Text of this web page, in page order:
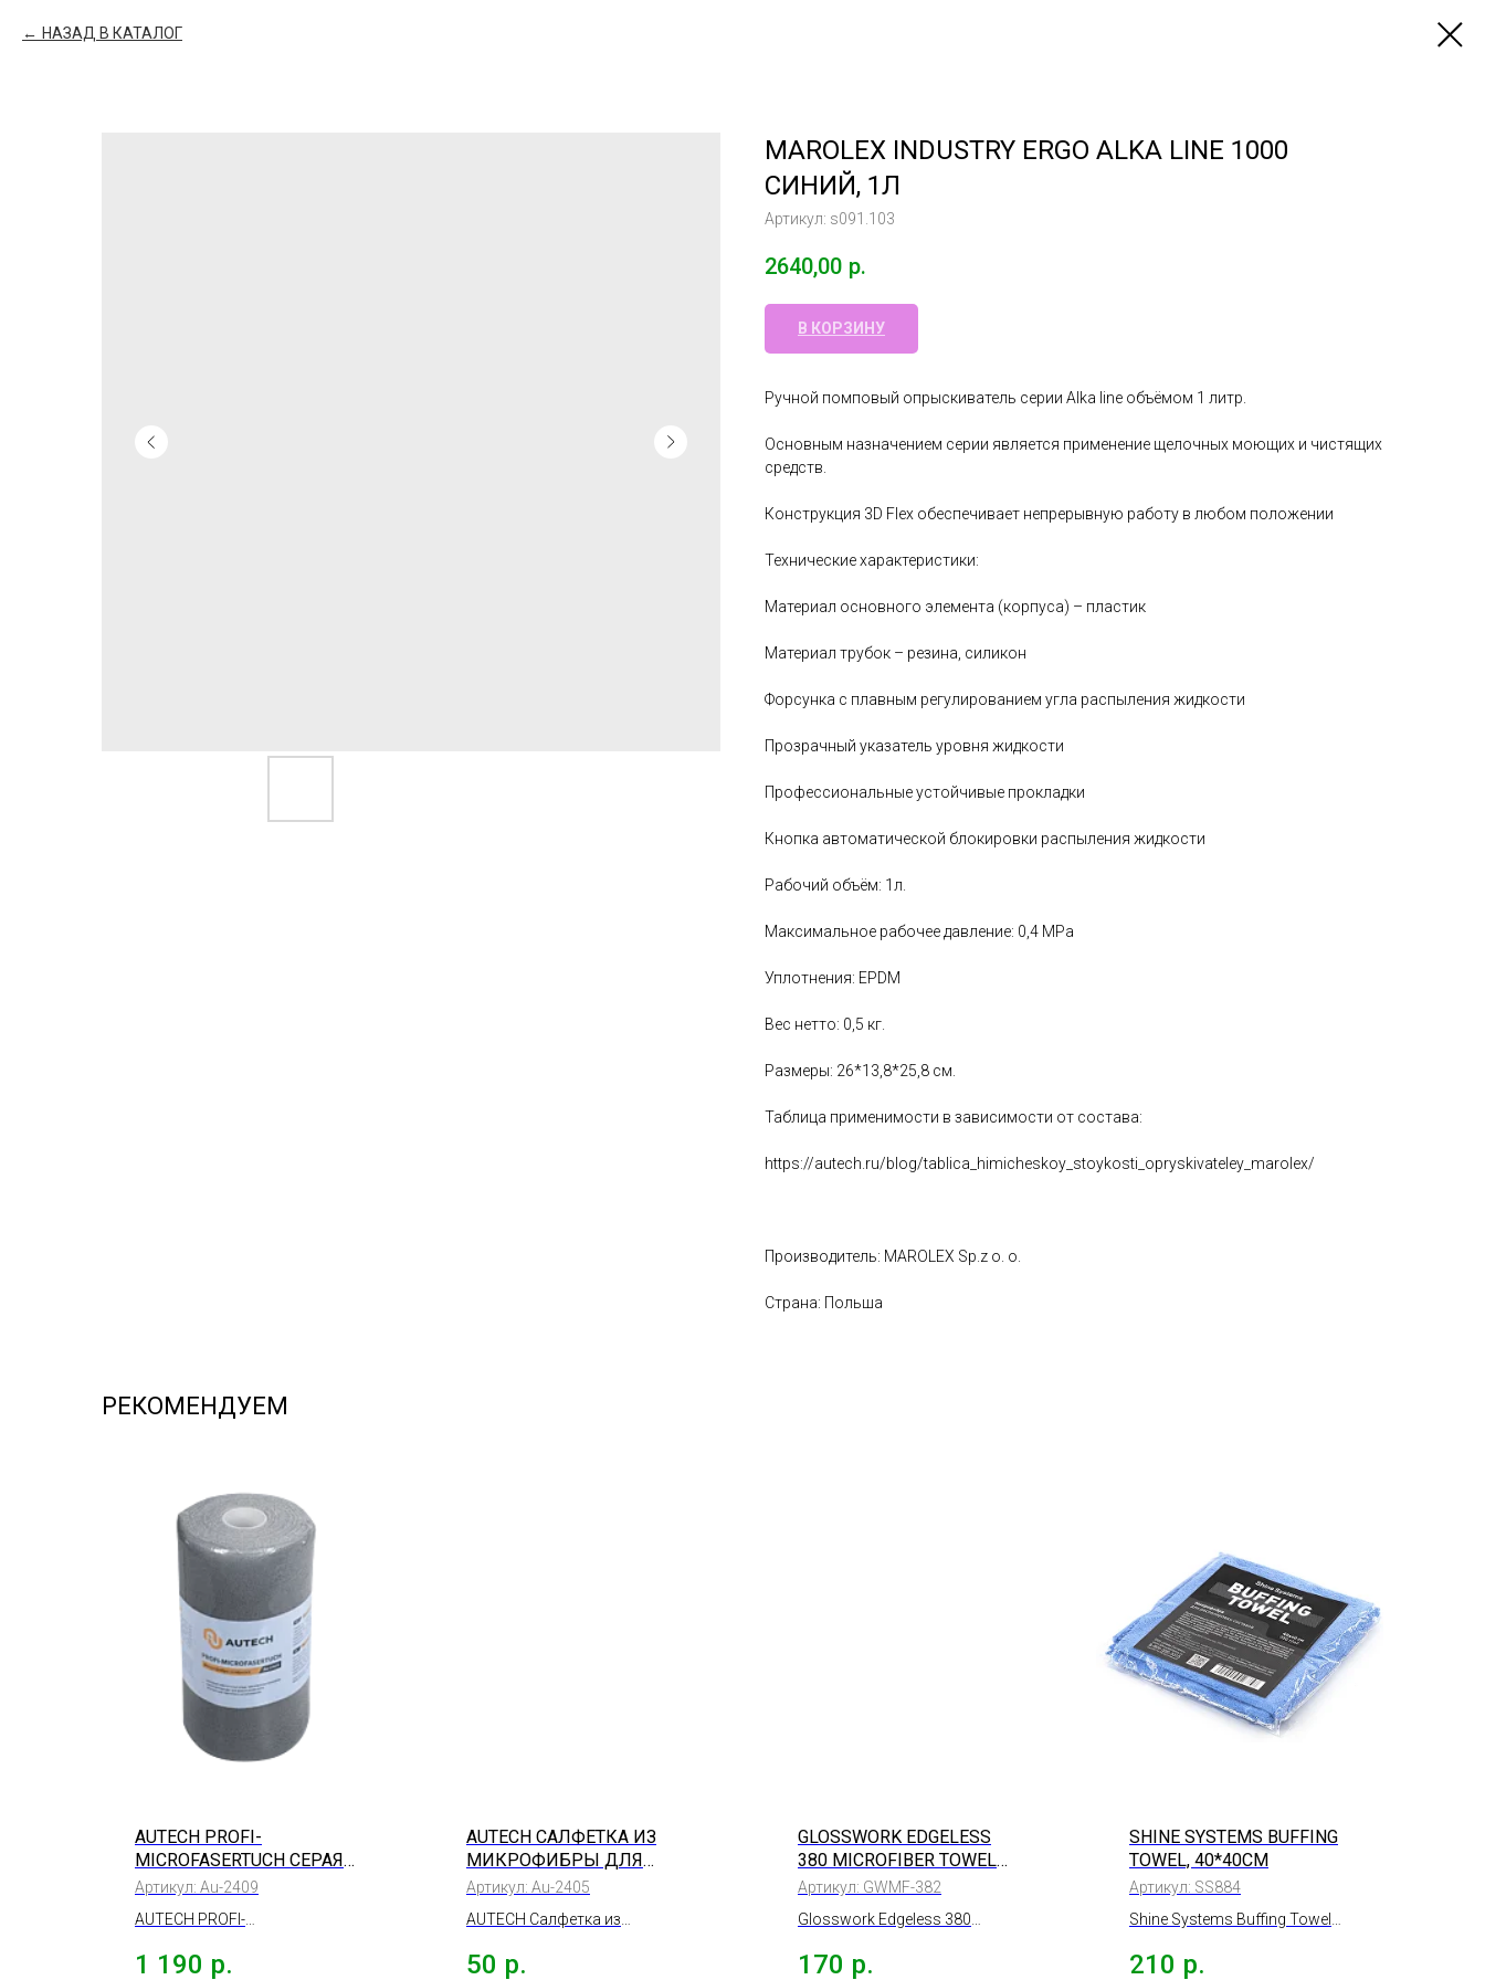
НАЗАД В КАТАЛОГ
MAROLEX INDUSTRY ERGO ALKA LINE 1000
СИНИЙ, 1Л
Артикул: s091.103
2640,00 р.
В КОРЗИНУ
Ручной помповый опрыскиватель серии Alka line объёмом 1 литр.
Основным назначением серии является применение щелочных моющих и чистящих
средств.
Конструкция 3D Flex обеспечивает непрерывную работу в любом положении
Технические характеристики:
Материал основного элемента (корпуса) – пластик
Материал трубок – резина, силикон
Форсунка с плавным регулированием угла распыления жидкости
Прозрачный указатель уровня жидкости
Профессиональные устойчивые прокладки
Кнопка автоматической блокировки распыления жидкости
Рабочий объём: 1л.
Максимальное рабочее давление: 0,4 MPa
Уплотнения: EPDM
Вес нетто: 0,5 кг.
Размеры: 26*13,8*25,8 см.
Таблица применимости в зависимости от состава:
https://autech.ru/blog/tablica_himicheskoy_stoykosti_opryskivateley_marolex/
Производитель: MAROLEX Sp.z o. o.
Страна: Польша
РЕКОМЕНДУЕМ
AUTECH PROFI-
MICROFASERTUCH СЕРАЯ
РУЛОН 50 ШТ., 25*25СМ
Артикул: Au-2409
AUTECH PROFI-
микрофибра салфетка серая,
1 190 р.
AUTECH САЛФЕТКА ИЗ
МИКРОФИБРЫ ДЛЯ
НАНЕСЕНИЯ СОСТАВОВ,
Артикул: Au-2405
AUTECH Салфетка из
составов, 12*12см.
50 р.
GLOSSWORK EDGELESS
380 MICROFIBER TOWEL
МИКРОФИБРОВОЕ
СВЕТЛО-СИНИЙ
Артикул: GWMF-382
Glosswork Edgeless 380
микрофибровое полотенце,
170 р.
SHINE SYSTEMS BUFFING
TOWEL, 40*40СМ
Артикул: SS884
Shine Systems Buffing Towel
располировки составов,
210 р.